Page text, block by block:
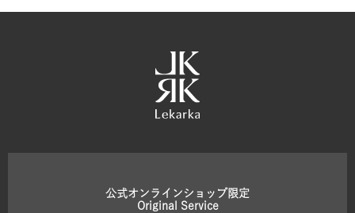
公式オンラインショップ限定
Original Service